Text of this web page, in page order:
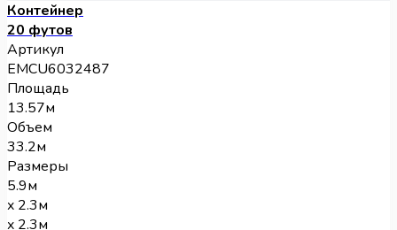
Контейнер
20 футов
Артикул
EMCU6032487
Площадь
13.57м
Объем
33.2м
Размеры
5.9м
x 2.3м
x 2.3м